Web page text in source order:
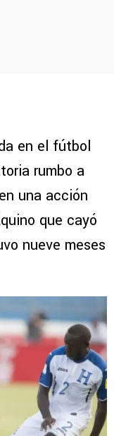
en el fútbol
rumbo a
una acción
que cayó
nueve meses